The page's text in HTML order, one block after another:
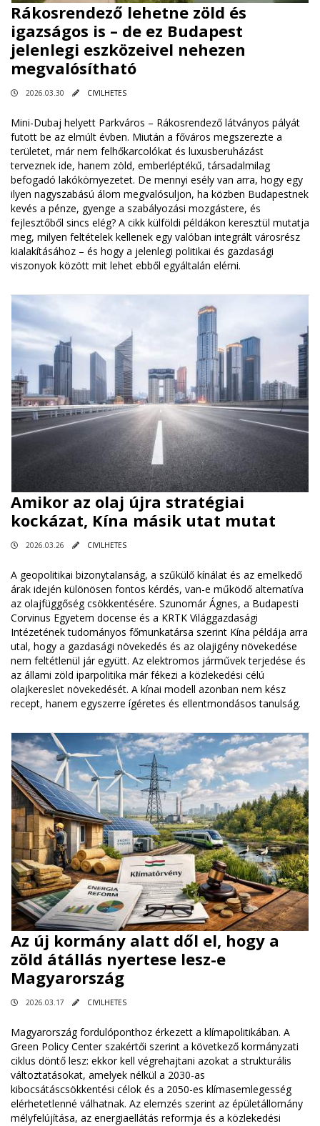
Rákosrendező lehetne zöld és
igazságos is – de ez Budapest
jelenlegi eszközeivel nehezen
megvalósítható
2026.03.30 CIVILHETES
Mini-Dubaj helyett Parkváros – Rákosrendező látványos pályát
futott be az elmúlt évben. Miután a főváros megszerezte a
területet, már nem felhőkarcolókat és luxusberuházást
terveznek ide, hanem zöld, emberléptékű, társadalmilag
befogadó lakókörnyezetet. De mennyi esély van arra, hogy egy
ilyen nagyszabású álom megvalósuljon, ha közben Budapestnek
kevés a pénze, gyenge a szabályozási mozgástere, és
fejlesztőből sincs elég? A cikk külföldi példákon keresztül mutatja
meg, milyen feltételek kellenek egy valóban integrált városrész
kialakításához – és hogy a jelenlegi politikai és gazdasági
viszonyok között mit lehet ebből egyáltalán elérni.
Amikor az olaj újra stratégiai
kockázat, Kína másik utat mutat
2026.03.26 CIVILHETES
A geopolitikai bizonytalanság, a szűkülő kínálat és az emelkedő
árak idején különösen fontos kérdés, van-e működő alternatíva
az olajfüggőség csökkentésére. Szunomár Ágnes, a Budapesti
Corvinus Egyetem docense és a KRTK Világgazdasági
Intézetének tudományos főmunkatársa szerint Kína példája arra
utal, hogy a gazdasági növekedés és az olajigény növekedése
nem feltétlenül jár együtt. Az elektromos járművek terjedése és
az állami zöld iparpolitika már fékezi a közlekedési célú
olajkereslet növekedését. A kínai modell azonban nem kész
recept, hanem egyszerre ígéretes és ellentmondásos tanulság.
Az új kormány alatt dől el, hogy a
zöld átállás nyertese lesz-e
Magyarország
2026.03.17 CIVILHETES
Magyarország fordulóponthoz érkezett a klímapolitikában. A
Green Policy Center szakértői szerint a következő kormányzati
ciklus döntő lesz: ekkor kell végrehajtani azokat a strukturális
változtatásokat, amelyek nélkül a 2030-as
kibocsátáscsökkentési célok és a 2050-es klímasemlegesség
elérhetetlenné válhatnak. Az elemzés szerint az épületállomány
mélyfelújítása, az energiaellátás reformja és a közlekedési